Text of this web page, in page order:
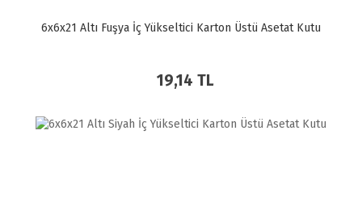
6x6x21 Altı Fuşya İç Yükseltici Karton Üstü Asetat Kutu
19,14 TL